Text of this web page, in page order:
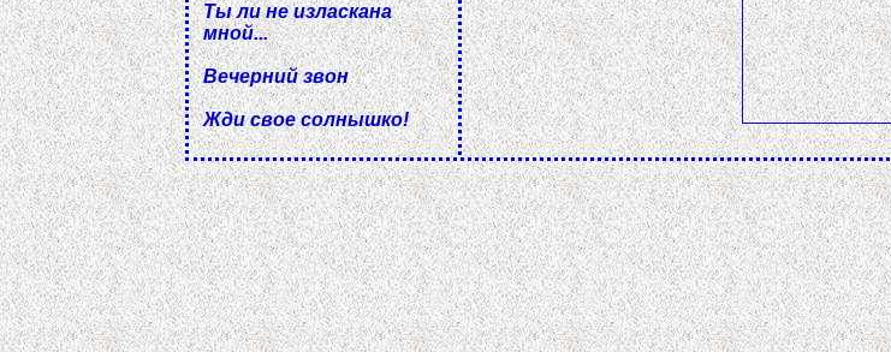
Ты ли не изласкана
мной...
Вечерний звон
Жди свое солнышко!